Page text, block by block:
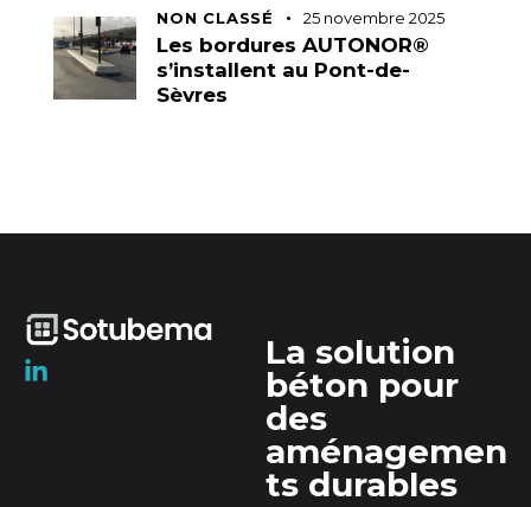
NON CLASSÉ 25 novembre 2025
Les bordures AUTONOR®
s’installent au Pont-de-
Sèvres
La solution
béton pour
des
aménagemen
ts durables